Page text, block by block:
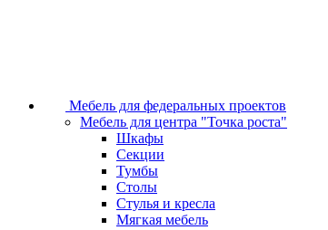
Мебель для федеральных проектов
Мебель для центра "Точка роста"
Шкафы
Секции
Тумбы
Столы
Стулья и кресла
Мягкая мебель